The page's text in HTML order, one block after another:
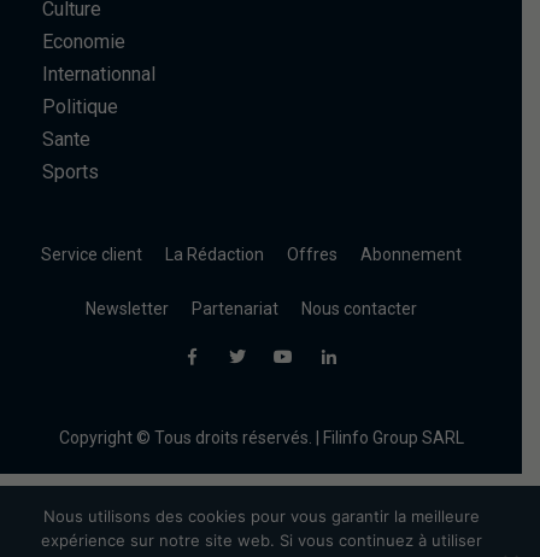
Culture
Economie
Internationnal
Politique
Sante
Sports
Service client La Rédaction Offres Abonnement
Newsletter Partenariat Nous contacter
Copyright © Tous droits réservés. | Filinfo Group SARL
Nous utilisons des cookies pour vous garantir la meilleure
expérience sur notre site web. Si vous continuez à utiliser